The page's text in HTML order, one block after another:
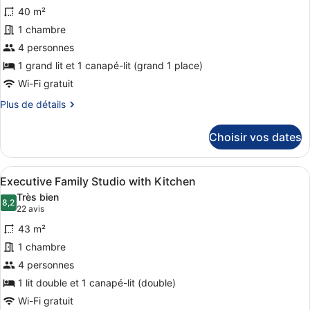
Kitchen
photos
pour
ce
type
de
chambre :
Penthouse,
cuisine
40 m²
1 chambre
4 personnes
1 grand lit et 1 canapé-lit (grand 1 place)
Wi-Fi gratuit
Plus de détails
Plus
le
type
de
chambre
Penthouse,
chambre,
cuisine
Choisir vos dates
Afficher
toutes
les
photos
pour
ce
type
de
chambre :
Une chambre d’hôtel avec un
6
Executive Family Studio with Kitchen
8,28,2 sur 10
Très bien
22 avis
(22 avis)
43 m²
1 chambre
4 personnes
1 lit double et 1 canapé-lit (double)
Wi-Fi gratuit